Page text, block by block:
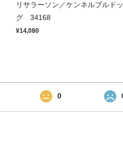
リサラーソン／ケンネルブルドッ
グ 34168
¥14,080
0